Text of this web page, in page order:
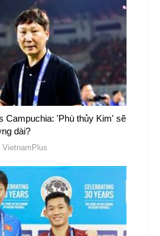
Campuchia: 'Phù thủy Kim' sẽ
dài?
VietnamPlus